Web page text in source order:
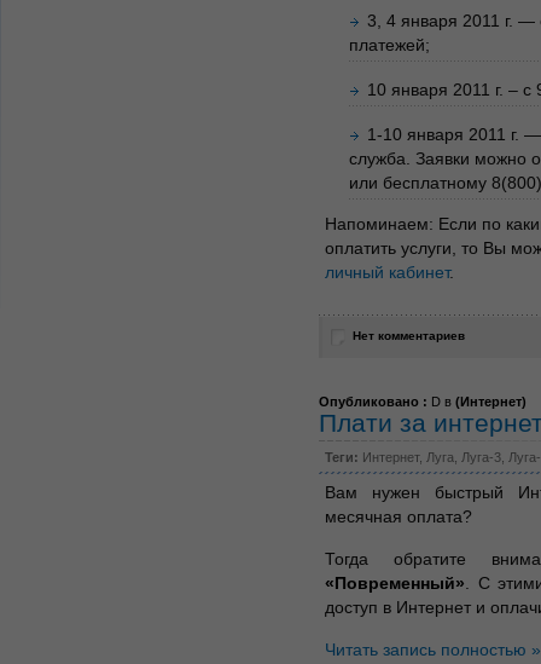
3, 4 января 2011 г. —
платежей;
10 января 2011 г. –
1-10 января 2011 г.
служба. Заявки можно
или бесплатному
Напоминаем: Если по
оплатить услуги, то Вы
личный кабинет.
Нет комментариев
Опубликовано : D в (Интернет)
Плати за
Теги: Интернет, Луга Луга-3
Вам нужен быстрый
месячная оплата?
Тогда обратите
«Повременный» . С
доступ в Интернет и
Читать запись полностью »